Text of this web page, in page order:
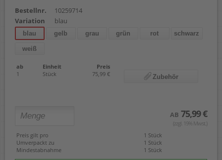
Bestellnr.
10259714
Variation
blau
blau gelb grau grün rot schwarz
weiß
ab Einheit
Preis
1
Stück 75,99 € Zubehör
AB 75,99 €
(zzgl. 19% Mwst.)
Preis gilt pro
1 Stück
Umverpackt zu
1 Stück
Mindestabnahme
1 Stück